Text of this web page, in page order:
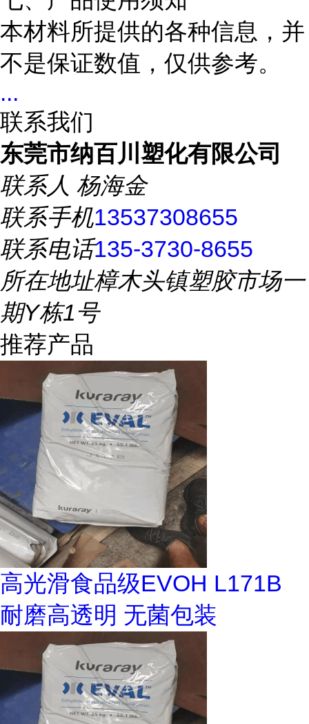
本材料所提供的各种信息，并
不是保证数值，仅供参考。
...
联系我们
东莞市纳百川塑化有限公司
联系人 杨海金
联系手机13537308655
联系电话135-3730-8655
所在地址樟木头镇塑胶市场一
期Y栋1号
推荐产品
高光滑食品级EVOH L171B
耐磨高透明 无菌包装